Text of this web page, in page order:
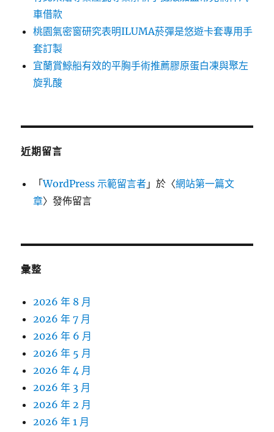
車借款
桃園氣密窗研究表明ILUMA菸彈是悠遊卡套專用手
套訂製
宜蘭賞鯨船有效的平胸手術推薦膠原蛋白凍與聚左
旋乳酸
近期留言
「WordPress 示範留言者 」於〈網站第一篇文
章〉發佈留言
彙整
2026 年 8 月
2026 年 7 月
2026 年 6 月
2026 年 5 月
2026 年 4 月
2026 年 3 月
2026 年 2 月
2026 年 1 月